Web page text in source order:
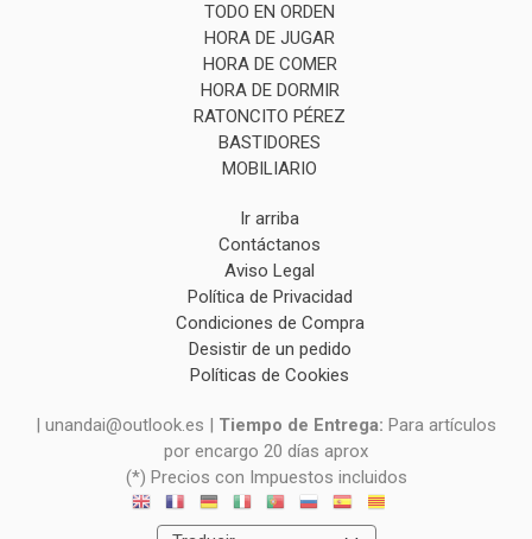
TODO EN ORDEN
HORA DE JUGAR
HORA DE COMER
HORA DE DORMIR
RATONCITO PÉREZ
BASTIDORES
MOBILIARIO
Ir arriba
Contáctanos
Aviso Legal
Política de Privacidad
Condiciones de Compra
Desistir de un pedido
Políticas de Cookies
| unandai@outlook.es | Tiempo de Entrega: Para artículos
por encargo 20 días aprox
(*) Precios con Impuestos incluidos